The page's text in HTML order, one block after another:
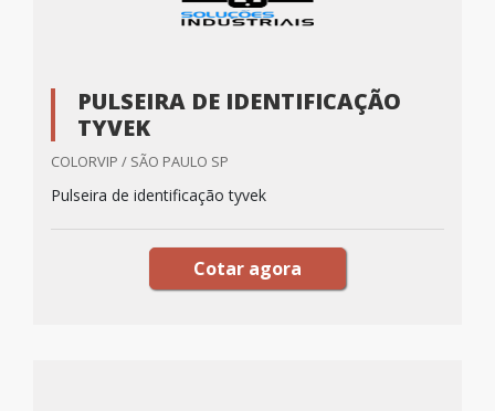
PULSEIRA DE IDENTIFICAÇÃO
TYVEK
COLORVIP / SÃO PAULO SP
Pulseira de identificação tyvek
Cotar agora